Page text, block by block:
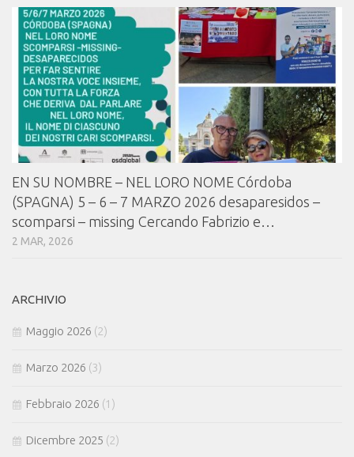
EN SU NOMBRE – NEL LORO NOME Córdoba
(SPAGNA) 5 – 6 – 7 MARZO 2026 desaparesidos –
scomparsi – missing Cercando Fabrizio e…
2 MAR, 2026
ARCHIVIO
Maggio 2026 (2)
Marzo 2026 (3)
Febbraio 2026 (1)
Dicembre 2025 (2)